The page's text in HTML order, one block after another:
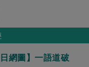
日網圖】一語道破